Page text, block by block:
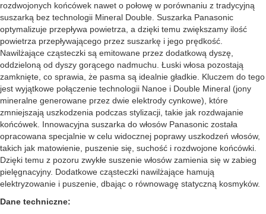
rozdwojonych końcówek nawet o połowę w porównaniu z tradycyjną
suszarką bez technologii Mineral Double. Suszarka Panasonic
optymalizuje przepływa powietrza, a dzięki temu zwiększamy ilość
powietrza przepływającego przez suszarkę i jego prędkość.
Nawilżające cząsteczki są emitowane przez dodatkową dyszę,
oddzieloną od dyszy gorącego nadmuchu. Łuski włosa pozostają
zamknięte, co sprawia, że pasma są idealnie gładkie. Kluczem do tego
jest wyjątkowe połączenie technologii Nanoe i Double Mineral (jony
mineralne generowane przez dwie elektrody cynkowe), które
zmniejszają uszkodzenia podczas stylizacji, takie jak rozdwajanie
końcówek. Innowacyjna suszarka do włosów Panasonic została
opracowana specjalnie w celu widocznej poprawy uszkodzeń włosów,
takich jak matowienie, puszenie się, suchość i rozdwojone końcówki.
Dzięki temu z pozoru zwykłe suszenie włosów zamienia się w zabieg
pielęgnacyjny. Dodatkowe cząsteczki nawilżające hamują
elektryzowanie i puszenie, dbając o równowagę statyczną kosmyków.
Dane techniczne: